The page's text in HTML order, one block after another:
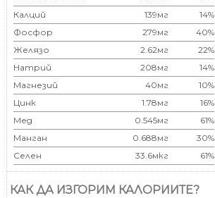
Калций
139мг
14%
Фосфор
279мг
40%
Желязо
2.62мг
22%
Натрий
208мг
14%
Магнезий
40мг
10%
Цинк
1.78мг
16%
Мед
0.545мг
61%
Манган
0.688мг
30%
Селен
33.6мкг 61%
КАК ДА ИЗГОРИМ КАЛОРИИТЕ?